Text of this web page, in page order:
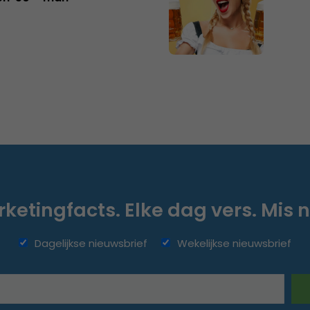
Elke dag vers. Mis
Dagelijkse nieuwsbrief Wekelijkse nieuwsbrief